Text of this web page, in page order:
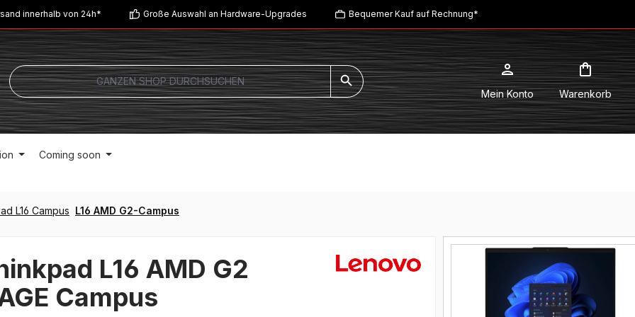
innerhalb von 24h* Große Auswahl an Hardware-Upgrades Bequemer Kauf auf Rechnung*
Mein Konto Warenkorb
Coming soon
L16 Campus L16 AMD G2-Campus
L16 AMD G2
Campus